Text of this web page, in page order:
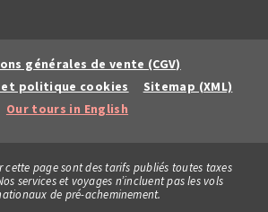
générales de vente (CGV)
politique cookies
Sitemap (XML)
Our tours in English
cette page sont des tarifs publiés toutes taxes
services et voyages n’incluent pas les vols
de pré-acheminement.